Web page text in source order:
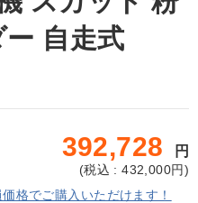
自走式
392,728 円
(税込 : 432,000円)
格でご購入いただけます！